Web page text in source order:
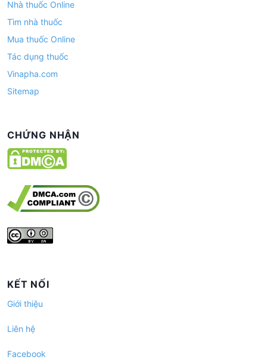
Nhà thuốc Online
Tìm nhà thuốc
Mua thuốc Online
Tác dụng thuốc
Vinapha.com
Sitemap
CHỨNG NHẬN
KẾT NỐI
Giới thiệu
Liên hệ
Facebook